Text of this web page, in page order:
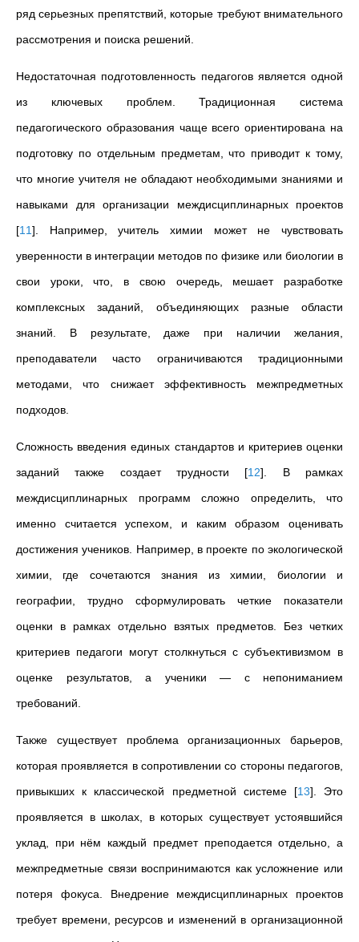
ряд серьезных препятствий, которые требуют внимательного
рассмотрения и поиска решений.
Недостаточная подготовленность педагогов является одной
из ключевых проблем. Традиционная система
педагогического образования чаще всего ориентирована на
подготовку по отдельным предметам, что приводит к тому,
что многие учителя не обладают необходимыми знаниями и
навыками для организации междисциплинарных проектов
[11] . Например, учитель химии может не чувствовать
уверенности в интеграции методов по физике или биологии в
свои уроки, что, в свою очередь, мешает разработке
комплексных заданий, объединяющих разные области
знаний. В результате, даже при наличии желания,
преподаватели часто ограничиваются традиционными
методами, что снижает эффективность межпредметных
подходов.
Сложность введения единых стандартов и критериев оценки
заданий также создает трудности [12] . В рамках
междисциплинарных программ сложно определить, что
именно считается успехом, и каким образом оценивать
достижения учеников. Например, в проекте по экологической
химии, где сочетаются знания из химии, биологии и
географии, трудно сформулировать четкие показатели
оценки в рамках отдельно взятых предметов. Без четких
критериев педагоги могут столкнуться с субъективизмом в
оценке результатов, а ученики — с непониманием
требований.
Также существует проблема организационных барьеров,
которая проявляется в сопротивлении со стороны педагогов,
привыкших к классической предметной системе [13] . Это
проявляется в школах, в которых существует устоявшийся
уклад, при нём каждый предмет преподается отдельно, а
межпредметные связи воспринимаются как усложнение или
потеря фокуса. Внедрение междисциплинарных проектов
требует времени, ресурсов и изменений в организационной